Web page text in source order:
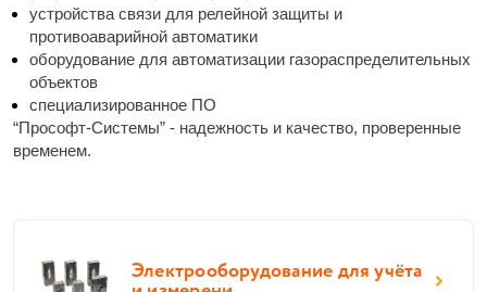
устройства связи для релейной защиты и
противоаварийной автоматики
оборудование для автоматизации газораспределительных
объектов
специализированное ПО
“Прософт-Системы” - надежность и качество, проверенные
временем.
Электрооборудование для учёта